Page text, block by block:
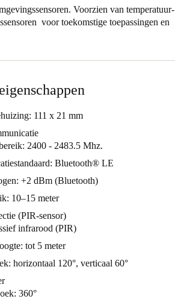
Voorzien van temperatuur-
voor toekomstige toepassingen en
111 x 21 mm
2400 - 2483.5 Mhz.
Bluetooth® LE
+2 dBm (Bluetooth)
10–15 meter
(PIR-sensor)
infrarood (PIR)
tot 5 meter
horizontaal 120°, verticaal 60°
360°